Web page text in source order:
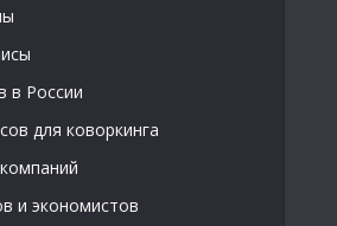
в России
для коворкинга
и экономистов